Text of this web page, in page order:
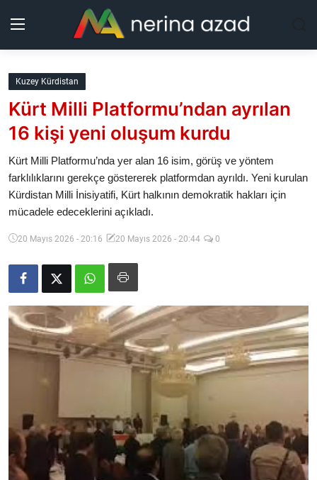
Kurdistan
Bölgeler
Güncel
Analiz
Galeri
Video
Yazarlar
İletişim
Türkçe Kurdi
Kuzey Kürdistan
Kürt Milli Platformu’ndan ayrılan
16 kişi yeni oluşum kurdu
Kürt Milli Platformu’nda yer alan 16 isim, görüş ve yöntem
farklılıklarını gerekçe göstererek platformdan ayrıldı. Yeni kurulan
Kürdistan Milli İnisiyatifi, Kürt halkının demokratik hakları için
mücadele edeceklerini açıkladı.
20 Mayıs 2026 - 20:16 20 Mayıs 2026 - 20:44 0